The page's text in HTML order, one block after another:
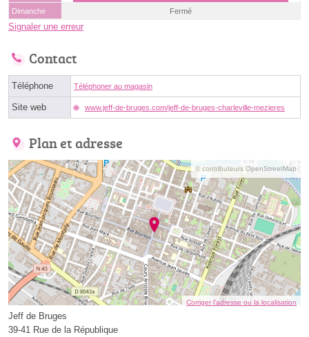
Dimanche
Fermé
Signaler une erreur
Contact
Téléphone Téléphoner au magasin
Site web www.jeff-de-bruges.com/jeff-de-bruges-charleville-mezieres
Plan et adresse
© contributeurs OpenStreetMap
Corriger l’adresse ou la localisation
Jeff de Bruges
39-41 Rue de la République